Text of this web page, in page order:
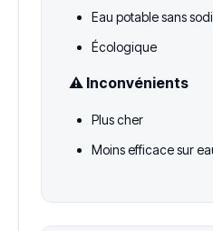
Eau potable sans
Écologique
⚠️ Inconvénients
Plus cher
Moins efficace sur